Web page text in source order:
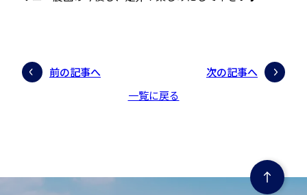
前の記事へ
一覧に戻る
次の記事へ
ページの先頭にもどる